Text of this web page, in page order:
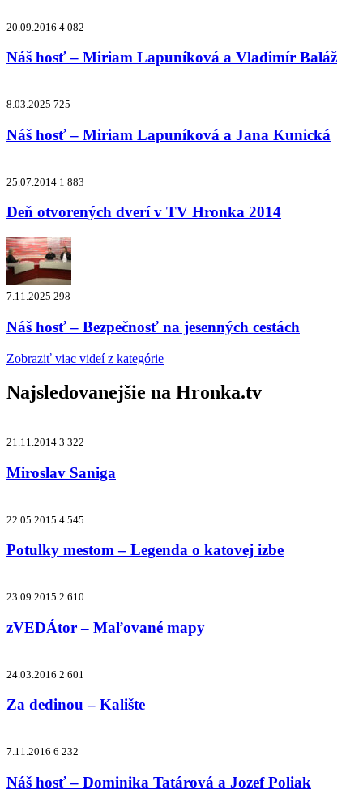
20.09.2016 4 082
Náš hosť – Miriam Lapuníková a Vladimír Baláž
8.03.2025 725
Náš hosť – Miriam Lapuníková a Jana Kunická
25.07.2014 1 883
Deň otvorených dverí v TV Hronka 2014
7.11.2025 298
Náš hosť – Bezpečnosť na jesenných cestách
Zobraziť viac videí z kategórie
Najsledovanejšie na Hronka.tv
21.11.2014 3 322
Miroslav Saniga
22.05.2015 4 545
Potulky mestom – Legenda o katovej izbe
23.09.2015 2 610
zVEDÁtor – Maľované mapy
24.03.2016 2 601
Za dedinou – Kalište
7.11.2016 6 232
Náš hosť – Dominika Tatárová a Jozef Poliak